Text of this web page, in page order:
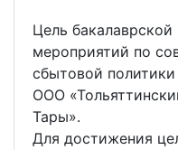
Цель
мероприятий по
сбытовой
ООО
Тары».
Для достижения